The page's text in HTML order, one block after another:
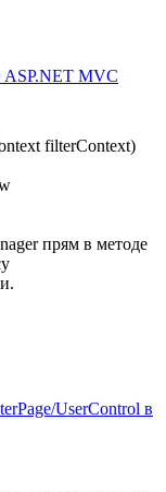
ASP.NET MVC
filterContext)
прям в методе
UserControl в